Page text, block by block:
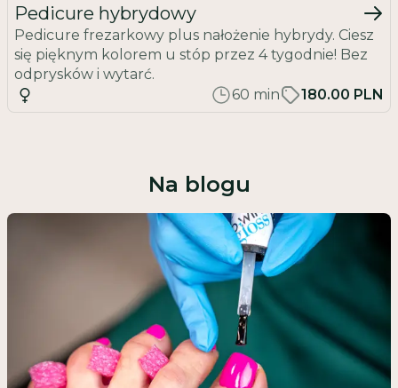
Pedicure hybrydowy
Pedicure frezarkowy plus nałożenie hybrydy. Ciesz
się pięknym kolorem u stóp przez 4 tygodnie! Bez
odprysków i wytarć.
60 min 180.00 PLN
Na blogu